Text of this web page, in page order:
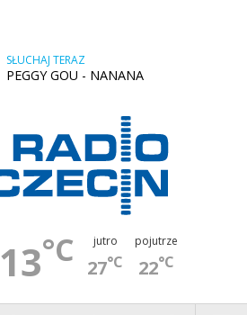
SŁUCHAJ TERAZ
PEGGY GOU - NANANA
13°C jutro
27°C
pojutrze
22°C